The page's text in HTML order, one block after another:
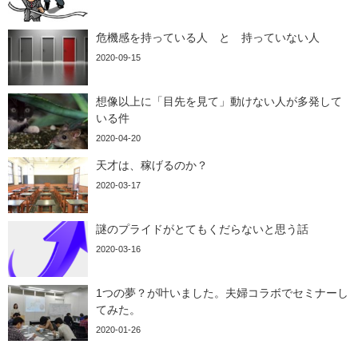
危機感を持っている人 と 持っていない人
2020-09-15
想像以上に「目先を見て」動けない人が多発して
いる件
2020-04-20
天才は、稼げるのか？
2020-03-17
謎のプライドがとてもくだらないと思う話
2020-03-16
1つの夢？が叶いました。夫婦コラボでセミナーし
てみた。
2020-01-26